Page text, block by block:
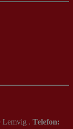
Lemvig . Telefon: